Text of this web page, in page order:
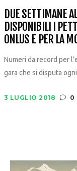
DUE SETTIMANE
DISPONIBILI I
ONLUS E PER LA
Numeri da record per
gara che si disputa
3 LUGLIO 2018 0